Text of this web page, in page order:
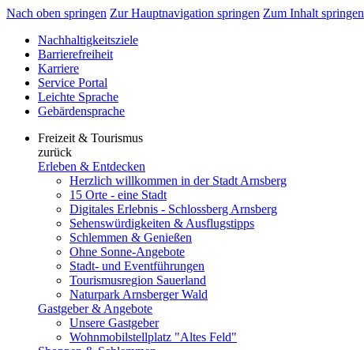
Nach oben springen Zur Hauptnavigation springen Zum Inhalt springen
Nachhaltigkeitsziele
Barrierefreiheit
Karriere
Service Portal
Leichte Sprache
Gebärdensprache
Freizeit & Tourismus
zurück
Erleben & Entdecken
Herzlich willkommen in der Stadt Arnsberg
15 Orte - eine Stadt
Digitales Erlebnis - Schlossberg Arnsberg
Sehenswürdigkeiten & Ausflugstipps
Schlemmen & Genießen
Ohne Sonne-Angebote
Stadt- und Eventführungen
Tourismusregion Sauerland
Naturpark Arnsberger Wald
Gastgeber & Angebote
Unsere Gastgeber
Wohnmobilstellplatz "Altes Feld"